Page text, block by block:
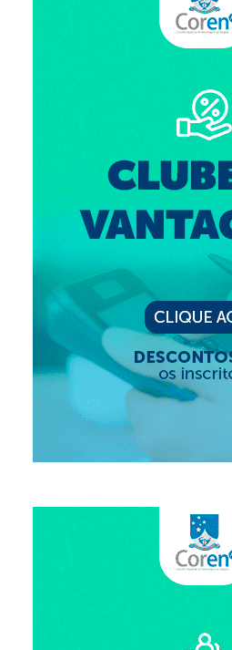
Clube de Vantagens
Reserva de auditório
Ouvidoria
Contatos
NEP